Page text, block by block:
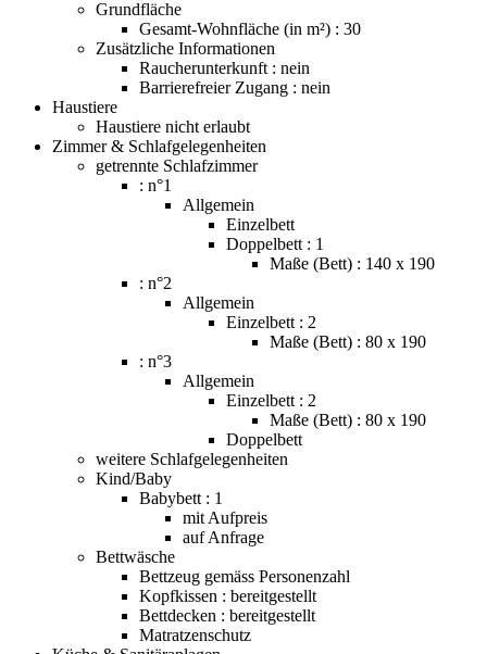
Grundfläche
Gesamt-Wohnfläche (in m²) : 30
Zusätzliche Informationen
Raucherunterkunft : nein
Barrierefreier Zugang : nein
Haustiere
Haustiere nicht erlaubt
Zimmer & Schlafgelegenheiten
getrennte Schlafzimmer
: n°1
Allgemein
Einzelbett
Doppelbett : 1
Maße (Bett) : 140 x 190
: n°2
Allgemein
Einzelbett : 2
Maße (Bett) : 80 x 190
: n°3
Allgemein
Einzelbett : 2
Maße (Bett) : 80 x 190
Doppelbett
weitere Schlafgelegenheiten
Kind/Baby
Babybett : 1
mit Aufpreis
auf Anfrage
Bettwäsche
Bettzeug gemäss Personenzahl
Kopfkissen : bereitgestellt
Bettdecken : bereitgestellt
Matratzenschutz